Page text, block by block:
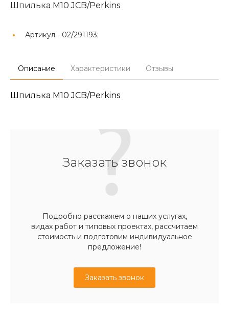
Шпилька М10 JCB/Perkins
Артикул - 02/291193;
Описание Характеристики Отзывы
Шпилька М10 JCB/Perkins
Заказать звонок
Подробно расскажем о наших услугах,
видах работ и типовых проектах, рассчитаем
стоимость и подготовим индивидуальное
предложение!
Заказать звонок